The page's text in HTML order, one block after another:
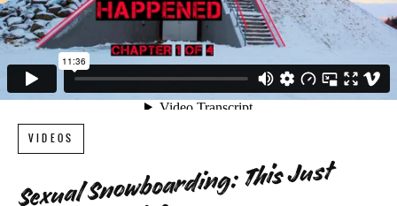
VIDEOS
Sexual Snowboarding: This Just